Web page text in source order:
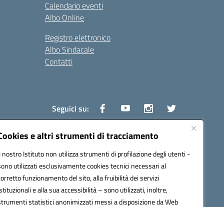
e altri strumenti di tracciamento
nostro Istituto non utilizza strumenti di profilazione degli utenti -
utilizzati esclusivamente cookies tecnici necessari al
funzionamento del sito, alla fruibilità dei servizi
e alla sua accessibilità – sono utilizzati, inoltre,
statistici anonimizzati messi a disposizione da Web
Calendario eventi
Albo Online
Registro elettronico
Albo Sindacale
Contatti
Seguici su: